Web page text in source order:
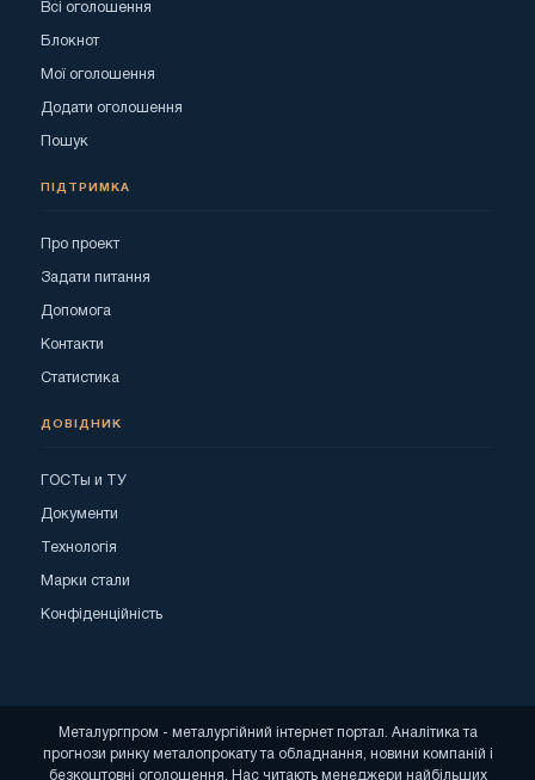
Всі оголошення
Блокнот
Мої оголошення
Додати оголошення
Пошук
ПІДТРИМКА
Про проект
Задати питання
Допомога
Контакти
Статистика
ДОВІДНИК
ГОСТы и ТУ
Документи
Технологія
Марки стали
Конфіденційність
Металургпром - металургійний інтернет портал. Аналітика та
прогнози ринку металопрокату та обладнання, новини компаній і
безкоштовні оголошення. Нас читають менеджери найбільших